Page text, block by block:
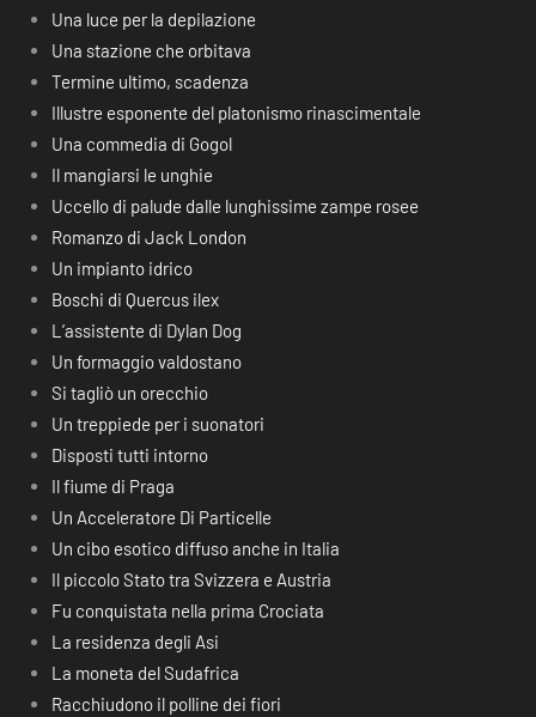
Una luce per la depilazione
Una stazione che orbitava
Termine ultimo, scadenza
Illustre esponente del platonismo rinascimentale
Una commedia di Gogol
Il mangiarsi le unghie
Uccello di palude dalle lunghissime zampe rosee
Romanzo di Jack London
Un impianto idrico
Boschi di Quercus ilex
L’assistente di Dylan Dog
Un formaggio valdostano
Si tagliò un orecchio
Un treppiede per i suonatori
Disposti tutti intorno
Il fiume di Praga
Un Acceleratore Di Particelle
Un cibo esotico diffuso anche in Italia
Il piccolo Stato tra Svizzera e Austria
Fu conquistata nella prima Crociata
La residenza degli Asi
La moneta del Sudafrica
Racchiudono il polline dei fiori